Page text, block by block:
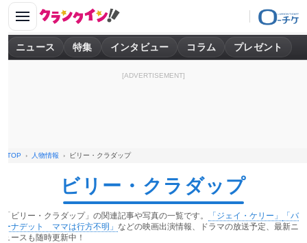
ニュース 特集 インタビュー コラム プレゼント
[ADVERTISEMENT]
TOP 人物情報 ビリー・クラダップ
ビリー・クラダップ
「ビリー・クラダップ」の関連記事や写真の一覧です。 「ジェイ・ケリー」
「バ
ーナデット ママは行方不明」 などの映画出演情報、ドラマの放送予定、最新ニ
ュースも随時更新中！